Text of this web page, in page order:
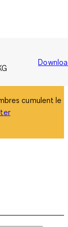
cumulent le